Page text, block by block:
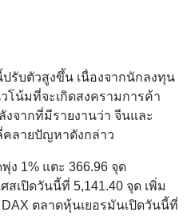
รับตัวสูงขึ้น เนื่องจากนักลงทุน
โน้มที่จะเกิดสงครามการค้า
จากที่มีรายงานว่า จีนและ
คลายปัญหาดังกล่าว
ง 1% แตะ 366.96 จุด
สเปิดวันนี้ที่ 5,141.40 จุด เพิ่ม
ตลาดหุ้นเยอรมันเปิดวันนี้ที่